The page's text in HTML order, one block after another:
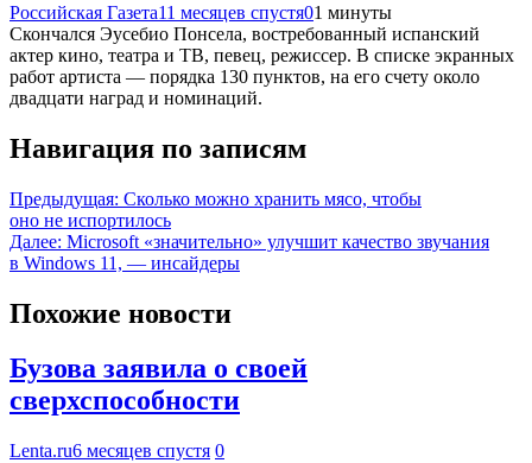
Российская Газета11 месяцев спустя01 минуты
Скончался Эусебио Понсела, востребованный испанский
актер кино, театра и ТВ, певец, режиссер. В списке экранных
работ артиста — порядка 130 пунктов, на его счету около
двадцати наград и номинаций.
Навигация по записям
Предыдущая: Сколько можно хранить мясо, чтобы
оно не испортилось
Далее: Microsoft «значительно» улучшит качество звучания
в Windows 11, — инсайдеры
Похожие новости
Бузова заявила о своей
сверхспособности
Lenta.ru6 месяцев спустя 0